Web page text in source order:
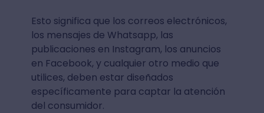
Esto significa que los correos electrónicos,
los mensajes de Whatsapp, las
publicaciones en Instagram, los anuncios
en Facebook, y cualquier otro medio que
utilices, deben estar diseñados
específicamente para captar la atención
del consumidor.